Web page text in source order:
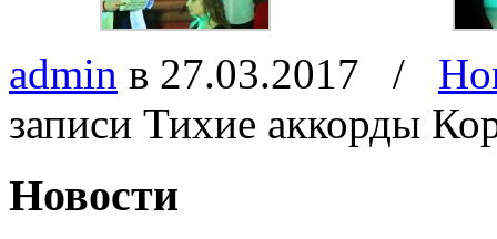
admin в 27.03.2017 /
записи Тихие аккорды
Новости